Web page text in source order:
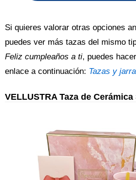
Si quieres valorar otras opciones
puedes ver más tazas del mismo
Feliz cumpleaños a ti, puedes
enlace a continuación: Tazas y
VELLUSTRA Taza de